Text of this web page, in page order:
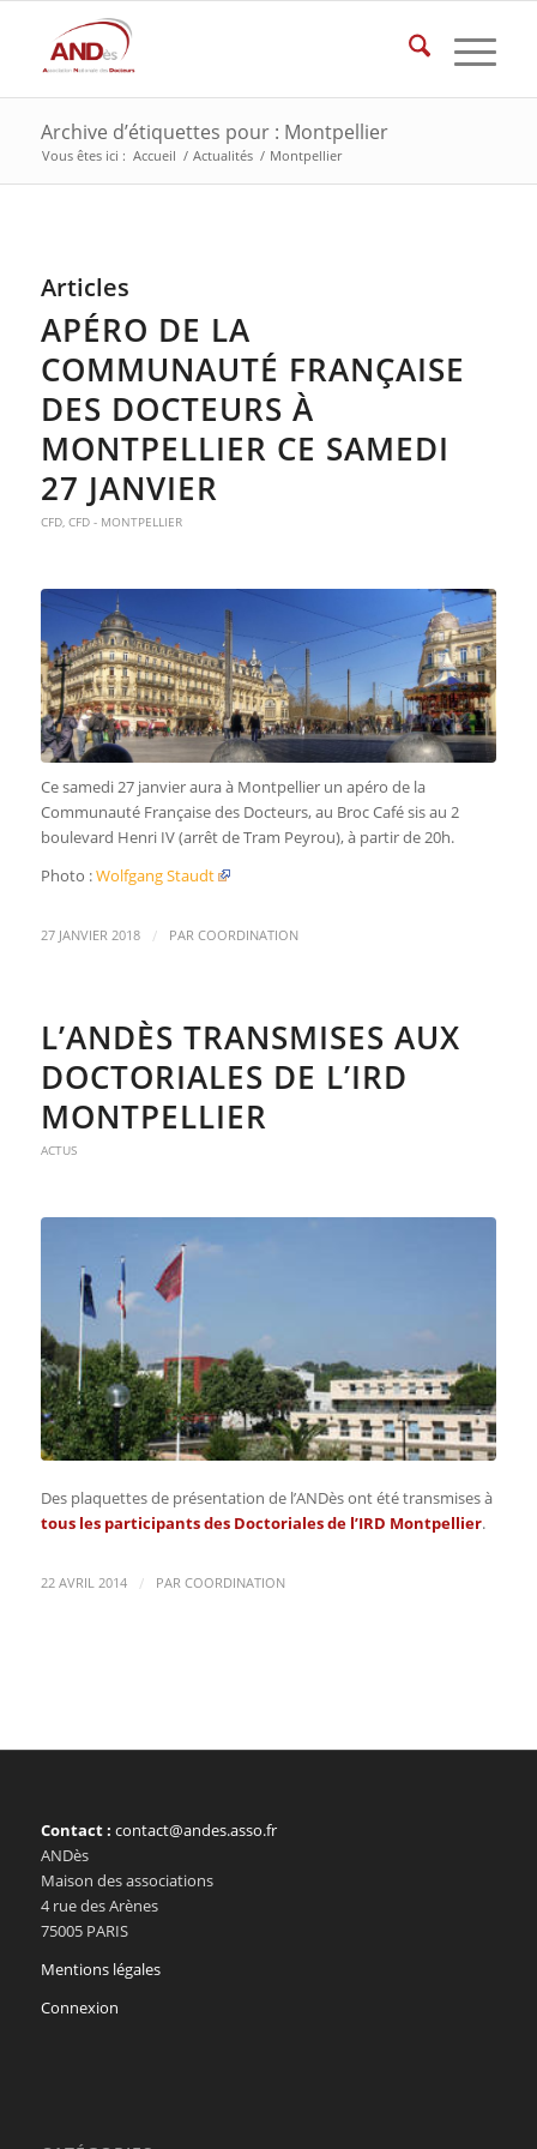
Archive d’étiquettes pour : Montpellier
Vous êtes ici : Accueil / Actualités / Montpellier
Articles
APÉRO DE LA
COMMUNAUTÉ FRANÇAISE
DES DOCTEURS À
MONTPELLIER CE SAMEDI
27 JANVIER
CFD, CFD - MONTPELLIER
Ce samedi 27 janvier aura à Montpellier un apéro de la
Communauté Française des Docteurs, au Broc Café sis au 2
boulevard Henri IV (arrêt de Tram Peyrou), à partir de 20h.
Photo :Wolfgang Staudt
27 JANVIER 2018 / PAR COORDINATION
L’ANDÈS TRANSMISES AUX
DOCTORIALES DE L’IRD
MONTPELLIER
ACTUS
Des plaquettes de présentation de l’ANDès ont été transmises à
tous les participants des Doctoriales de l’IRD Montpellier.
22 AVRIL 2014 / PAR COORDINATION
Contact : contact@andes.asso.fr
ANDès
Maison des associations
4 rue des Arènes
75005 PARIS
Mentions légales
Connexion